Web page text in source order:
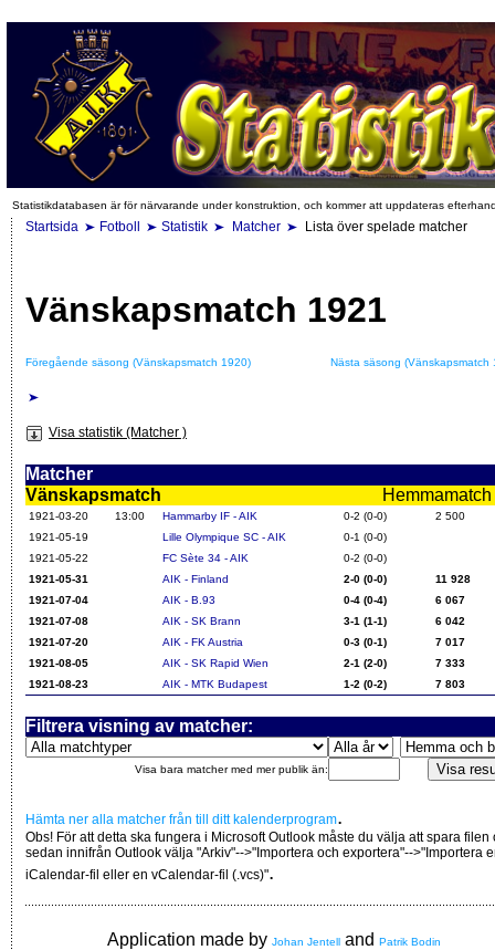
Statistikdatabasen är för närvarande under konstruktion, och kommer att uppdateras
Startsida Fotboll Statistik Matcher Lista över spelade matcher
Vänskapsmatch 1921
Föregående säsong (Vänskapsmatch 1920) Nästa säsong (Vänskapsmatch
Visa statistik (Matcher )
Matcher
Vänskapsmatch
1921-03-20 13:00 Hammarby IF - AIK 0-2 (0-0)
2 500
1921-05-19
Lille Olympique SC - AIK
0-1 (0-0)
1921-05-22
FC Sète 34 - AIK
0-2 (0-0)
1921-05-31
AIK - Finland 2-0 (0-0)
11 928
1921-07-04
AIK - B.93 0-4 (0-4)
6 067
1921-07-08
AIK - SK Brann 3-1 (1-1)
6 042
1921-07-20
AIK - FK Austria 0-3 (0-1)
7 017
1921-08-05
AIK - SK Rapid Wien 2-1 (2-0)
7 333
1921-08-23
AIK - MTK Budapest 1-2 (0-2) 7 803
Filtrera visning av matcher:
Visa bara matcher med mer publik än:
Hämta ner alla matcher från till ditt kalenderprogram.
Obs! För att detta ska fungera i Microsoft Outlook måste du välja att spara filen
sedan innifrån Outlook välja "Arkiv"-->"Importera och exportera"-->"Importera
iCalendar-fil eller en vCalendar-fil (.vcs)".
Application made by Johan Jentell and Patrik Bodin